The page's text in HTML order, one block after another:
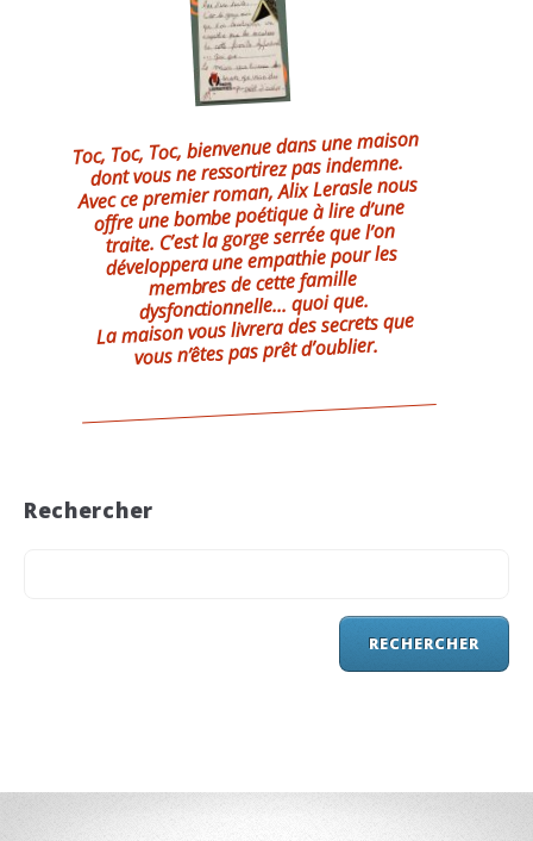
Toc, Toc, Toc, bienvenue dans une maison
dont vous ne ressortirez pas indemne.
Avec ce premier roman, Alix Lerasle nous
offre une bombe poétique à lire d’une
traite. C’est la gorge serrée que l’on
développera une empathie pour les
membres de cette famille
dysfonctionnelle... quoi que.
La maison vous livrera des secrets que
vous n’êtes pas prêt d’oublier.
Rechercher